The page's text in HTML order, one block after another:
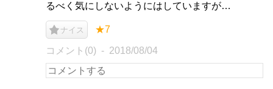
るべく気にしないようにはしていますが…
ナイス ★7
コメント(0) 2018/08/04